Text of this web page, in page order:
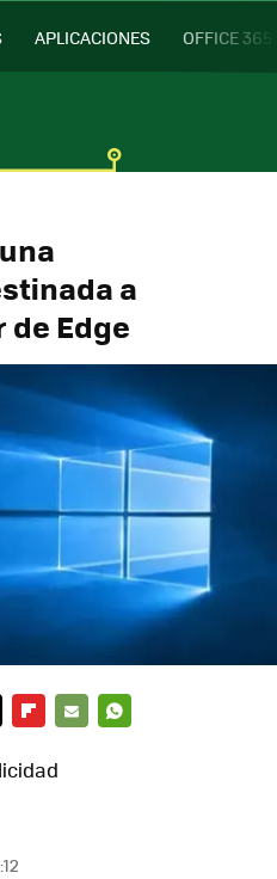
APLICACIONES OFFICE 365
a
Edge
MAIL